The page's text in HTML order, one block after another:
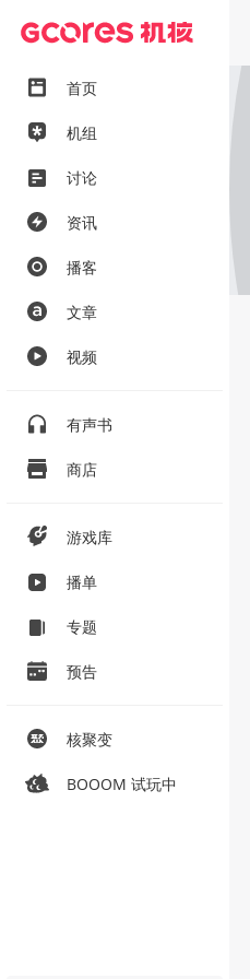
首页
机组
讨论
资讯
播客
文章
视频
有声书
商店
游戏库
播单
专题
预告
核聚变
BOOOM 试玩中